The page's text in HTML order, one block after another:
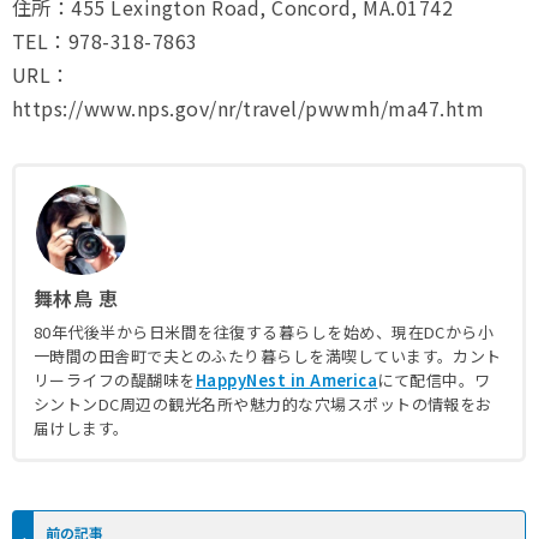
住所：455 Lexington Road, Concord, MA.01742
TEL：978-318-7863
URL：
https://www.nps.gov/nr/travel/pwwmh/ma47.htm
舞林鳥 恵
80年代後半から日米間を往復する暮らしを始め、現在DCから小
一時間の田舎町で夫とのふたり暮らしを満喫しています。カント
リーライフの醍醐味をHappyNest in Americaにて配信中。ワ
シントンDC周辺の観光名所や魅力的な穴場スポットの情報をお
届けします。